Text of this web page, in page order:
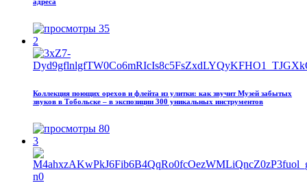
35
2
Коллекция поющих орехов и флейта из улитки: как звучит Музей забытых
звуков в Тобольске – в экспозиции 300 уникальных инструментов
80
3